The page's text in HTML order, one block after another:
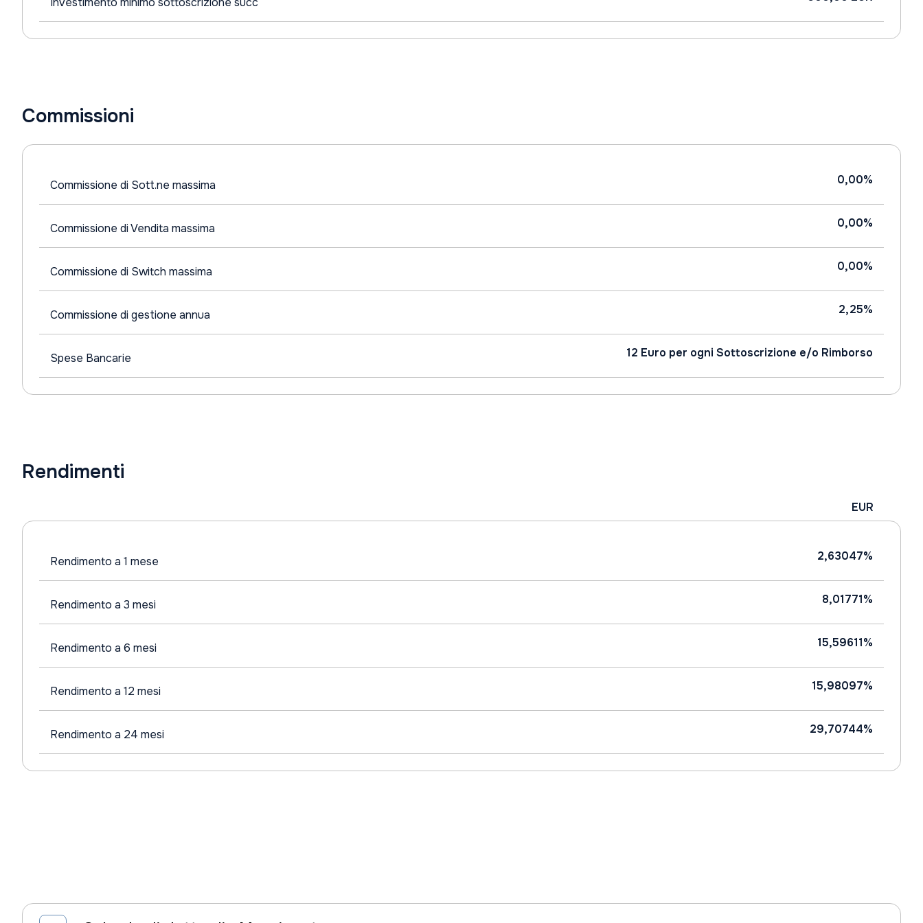
Commissioni
Commissione di Sott.ne massima 0,00%
Commissione di Vendita massima 0,00%
Commissione di Switch massima 0,00%
Commissione di gestione annua 2,25%
Spese Bancarie 12 Euro per ogni Sottoscrizione e/o Rimborso
Rendimenti
EUR
Rendimento a 1 mese 2,63047%
Rendimento a 3 mesi 8,01771%
Rendimento a 6 mesi 15,59611%
Rendimento a 12 mesi 15,98097%
Rendimento a 24 mesi 29,70744%